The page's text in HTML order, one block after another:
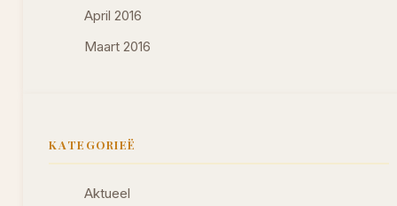
April 2016
Maart 2016
KATEGORIEË
Aktueel